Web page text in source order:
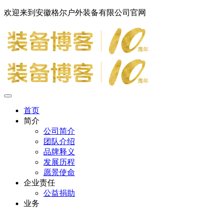
欢迎来到安徽格尔户外装备有限公司官网
首页
简介
公司简介
团队介绍
品牌释义
发展历程
愿景使命
企业责任
公益捐助
业务